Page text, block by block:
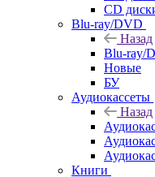
CD
Blu-ray/DVD
Назад
Blu-ray/
Новые
БУ
Аудиокассеты
Назад
Книги